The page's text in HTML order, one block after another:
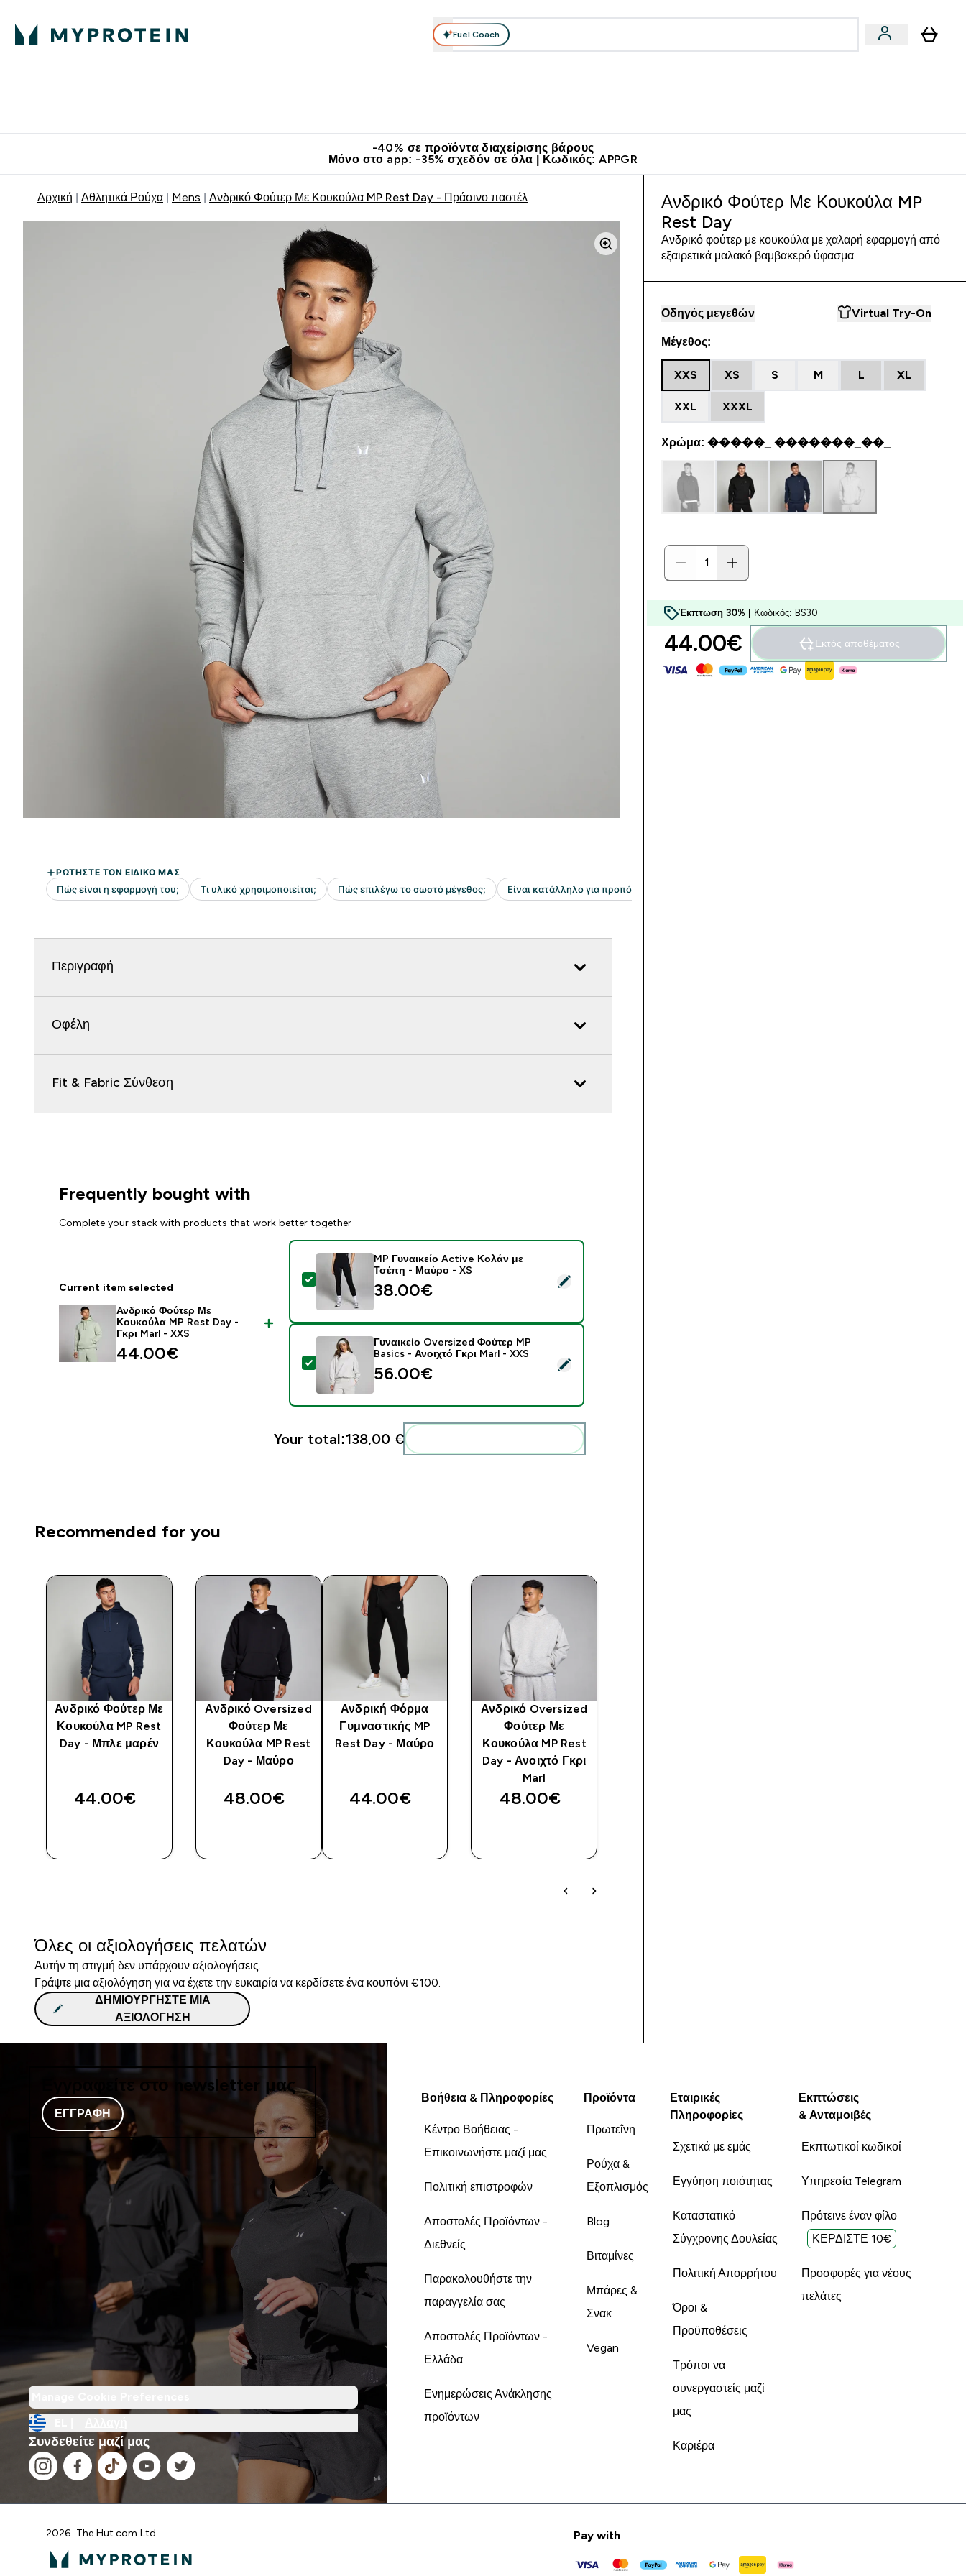
Fuel Coach
-40% σε προϊόντα διαχείρισης βάρους
Μόνο στο app: -35% σχεδόν σε όλα | Κωδικός: APPGR
Αρχική Αθλητικά Ρούχα Mens Ανδρικό Φούτερ Με Κουκούλα MP Rest Day - Πράσινο παστέλ
Περιγραφή
Οφέλη
Fit & Fabric Σύνθεση
Frequently bought with
Complete your stack with products that work better together
Current item selected
Ανδρικό Φούτερ Με
Κουκούλα MP Rest Day -
Γκρι Marl - XXS
44.00€‎
Select this product - MP Γυναικείο Active Κολάν με Τσέπη - Μαύρο - XS
MP Γυναικείο Active Κολάν με
Τσέπη - Μαύρο - XS
38.00€‎
Select this product - Γυναικείο Oversized Φούτερ MP Basics - Ανοιχτό Γκρι Marl - XXS
Γυναικείο Oversized Φούτερ MP
Basics - Ανοιχτό Γκρι Marl - XXS
56.00€‎
Your total:138,00 €‎
Recommended for you
Ανδρικό Φούτερ Με
Κουκούλα MP Rest
Day - Μπλε μαρέν
44.00€‎
Ανδρικό Oversized
Φούτερ Με
Κουκούλα MP Rest
Day - Μαύρο
48.00€‎
Ανδρική Φόρμα
Γυμναστικής MP
Rest Day - Μαύρο
44.00€‎
Ανδρικό Oversized
Φούτερ Με
Κουκούλα MP Rest
Day - Ανοιχτό Γκρι
Marl
48.00€‎
Όλες οι αξιολογήσεις πελατών
Αυτήν τη στιγμή δεν υπάρχουν αξιολογήσεις.
Γράψτε μια αξιολόγηση για να έχετε την ευκαιρία να κερδίσετε ένα κουπόνι €100.
ΔΗΜΙΟΥΡΓΉΣΤΕ ΜΙΑ
ΑΞΙΟΛΌΓΗΣΗ
Ανδρικό Φούτερ Με Κουκούλα MP
Rest Day
Ανδρικό φούτερ με κουκούλα με χαλαρή εφαρμογή από
εξαιρετικά μαλακό βαμβακερό ύφασμα
Οδηγός μεγεθών Virtual Try-On
Μέγεθος:
XXS XS S M L XL
XXL XXXL
Χρώμα: �����_ �������_��_
Έκπτωση 30% | Κωδικός: BS30
44.00€‎ Εκτός αποθέματος
Εγγραφείτε στο newsletter μας
ΕΓΓΡΑΦΉ
Συνδεθείτε μαζί μας
Βοήθεια & Πληροφορίες
Κέντρο Βοήθειας -
Επικοινωνήστε μαζί μας
Πολιτική επιστροφών
Αποστολές Προϊόντων -
Διεθνείς
Παρακολουθήστε την
παραγγελία σας
Αποστολές Προϊόντων -
Ελλάδα
Ενημερώσεις Ανάκλησης
προϊόντων
Προϊόντα
Πρωτεΐνη
Ρούχα &
Εξοπλισμός
Blog
Βιταμίνες
Μπάρες &
Σνακ
Vegan
Εταιρικές
Πληροφορίες
Σχετικά με εμάς
Εγγύηση ποιότητας
Καταστατικό
Σύγχρονης Δουλείας
Πολιτική Απορρήτου
Όροι &
Προϋποθέσεις
Τρόποι να
συνεργαστείς μαζί
μας
Καριέρα
Εκπτώσεις
& Ανταμοιβές
Εκπτωτικοί κωδικοί
Υπηρεσία Telegram
Πρότεινε έναν φίλο
ΚΕΡΔΙΣΤΕ 10€
Προσφορές για νέους
πελάτες
2026 The Hut.com Ltd Pay with